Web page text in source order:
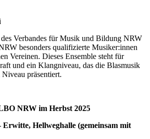
Verbandes für Musik und Bildung NRW
besonders qualifizierte Musiker:innen
Vereinen. Dieses Ensemble steht für
und ein Klangniveau, das die Blasmusik
präsentiert.
NRW im Herbst 2025
Erwitte, Hellweghalle (gemeinsam mit